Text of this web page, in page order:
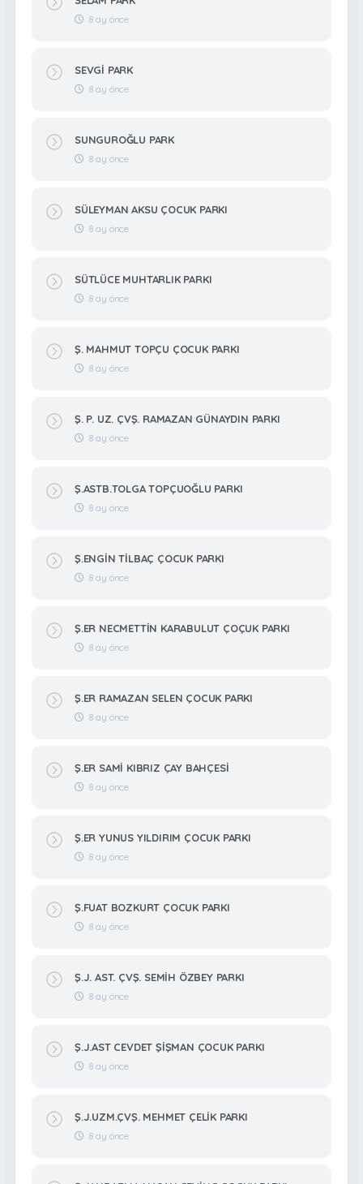
8 ay önce
SEVGİ PARK
8 ay önce
SUNGUROĞLU PARK
8 ay önce
SÜLEYMAN AKSU ÇOCUK PARKI
8 ay önce
SÜTLÜCE MUHTARLIK PARKI
8 ay önce
Ş. MAHMUT TOPÇU ÇOCUK PARKI
8 ay önce
Ş. P. UZ. ÇVŞ. RAMAZAN GÜNAYDIN PARKI
8 ay önce
Ş.ASTB.TOLGA TOPÇUOĞLU PARKI
8 ay önce
Ş.ENGİN TİLBAÇ ÇOCUK PARKI
8 ay önce
Ş.ER NECMETTİN KARABULUT ÇOÇUK PARKI
8 ay önce
Ş.ER RAMAZAN SELEN ÇOCUK PARKI
8 ay önce
Ş.ER SAMİ KIBRIZ ÇAY BAHÇESİ
8 ay önce
Ş.ER YUNUS YILDIRIM ÇOCUK PARKI
8 ay önce
Ş.FUAT BOZKURT ÇOCUK PARKI
8 ay önce
Ş.J. AST. ÇVŞ. SEMİH ÖZBEY PARKI
8 ay önce
Ş.J.AST CEVDET ŞİŞMAN ÇOCUK PARKI
8 ay önce
Ş.J.UZM.ÇVŞ. MEHMET ÇELİK PARKI
8 ay önce